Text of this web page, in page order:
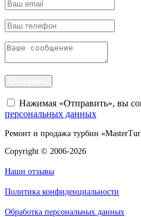
Нажимая «Отправить», вы
персональных данных
Ремонт и продажа турбин
Copyright © 2006-2026
Наши отзывы
Политика конфиденциальности
Обработка персональных данных